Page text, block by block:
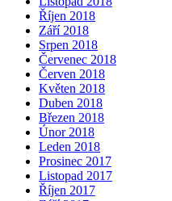
Říjen 2018
Září 2018
Srpen 2018
Červenec 2018
Červen 2018
Květen 2018
Duben 2018
Březen 2018
Únor 2018
Leden 2018
Prosinec 2017
Listopad 2017
Říjen 2017